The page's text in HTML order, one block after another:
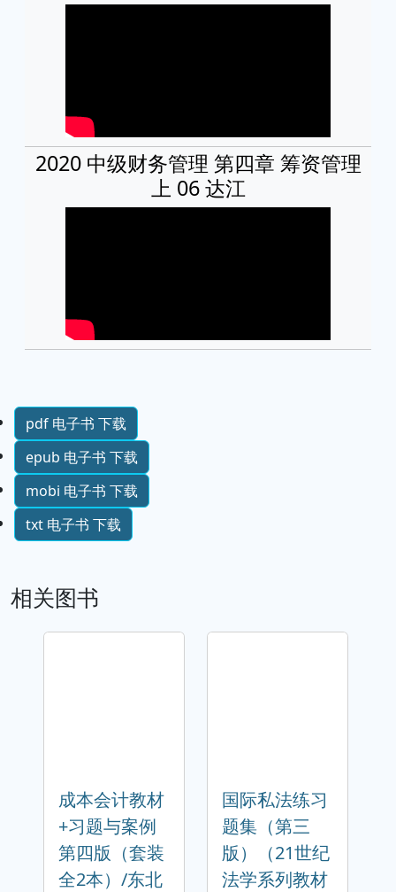
2020 中级财务管理 第四章 筹资管理
上 06 达江
pdf 电子书 下载
epub 电子书 下载
mobi 电子书 下载
txt 电子书 下载
相关图书
成本会计教材
+习题与案例
第四版（套装
全2本）/东北
国际私法练习
题集（第三
版）（21世纪
法学系列教材